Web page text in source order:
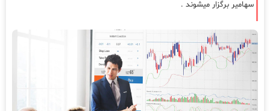
سهامیر برگزار میشوند .